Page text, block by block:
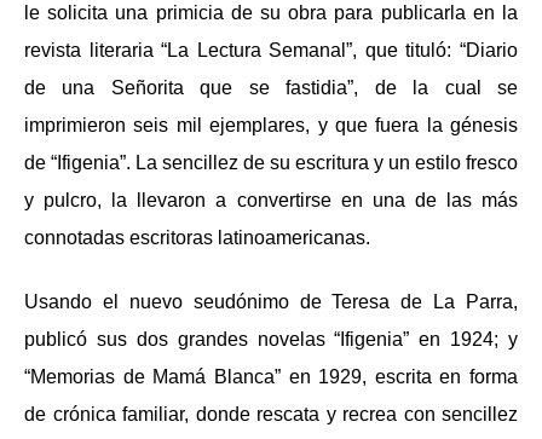
le solicita una primicia de su obra para publicarla en la
revista literaria “La Lectura Semanal”, que tituló: “Diario
de una Señorita que se fastidia”, de la cual se
imprimieron seis mil ejemplares, y que fuera la génesis
de “Ifigenia”. La sencillez de su escritura y un estilo fresco
y pulcro, la llevaron a convertirse en una de las más
connotadas escritoras latinoamericanas.
Usando el nuevo seudónimo de Teresa de La Parra,
publicó sus dos grandes novelas“Ifigenia” en 1924; y
“Memorias de Mamá Blanca” en 1929, escrita en forma
de crónica familiar, donde rescata y recrea con sencillez